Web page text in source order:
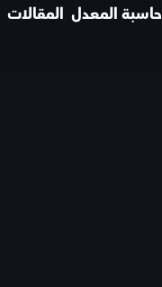
حاسبة المعدل المقالات